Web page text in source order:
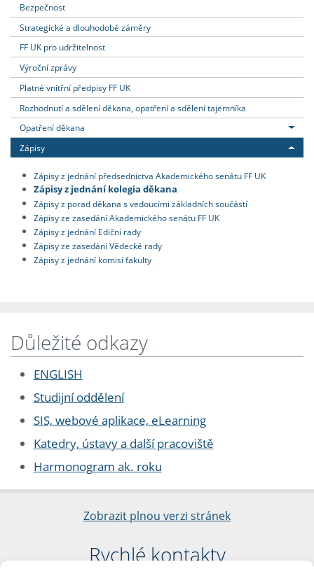
Bezpečnost
Strategické a dlouhodobé záměry
FF UK pro udržitelnost
Výroční zprávy
Platné vnitřní předpisy FF UK
Rozhodnutí a sdělení děkana, opatření a sdělení tajemníka
Opatření děkana
Zápisy
Zápisy z jednání předsednictva Akademického senátu FF UK
Zápisy z jednání kolegia děkana
Zápisy z porad děkana s vedoucími základních součástí
Zápisy ze zasedání Akademického senátu FF UK
Zápisy z jednání Ediční rady
Zápisy ze zasedání Vědecké rady
Zápisy z jednání komisí fakulty
Důležité odkazy
ENGLISH
Studijní oddělení
SIS, webové aplikace, eLearning
Katedry, ústavy a další pracoviště
Harmonogram ak. roku
Zobrazit plnou verzi stránek
Rychlé kontakty